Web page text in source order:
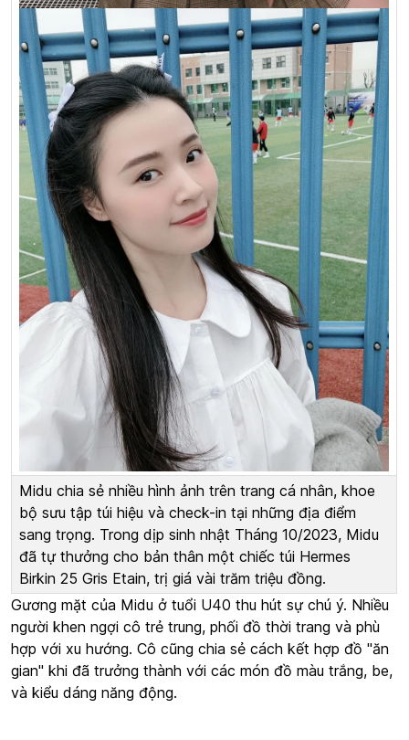
Midu chia sẻ nhiều hình ảnh trên trang cá nhân, khoe
bộ sưu tập túi hiệu và check-in tại những địa điểm
sang trọng. Trong dịp sinh nhật Tháng 10/2023, Midu
đã tự thưởng cho bản thân một chiếc túi Hermes
Birkin 25 Gris Etain, trị giá vài trăm triệu đồng.
Gương mặt của Midu ở tuổi U40 thu hút sự chú ý. Nhiều
người khen ngợi cô trẻ trung, phối đồ thời trang và phù
hợp với xu hướng. Cô cũng chia sẻ cách kết hợp đồ "ăn
gian" khi đã trưởng thành với các món đồ màu trắng, be,
và kiểu dáng năng động.